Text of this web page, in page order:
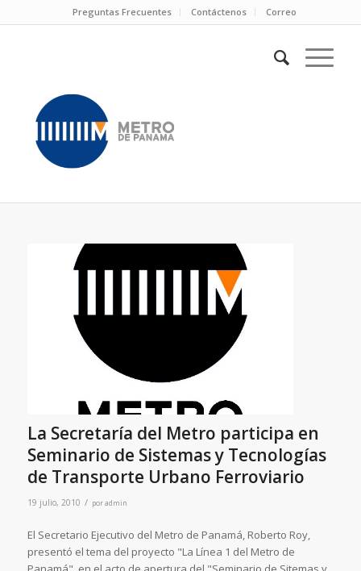
Preguntas Frecuentes Contáctenos Correo
La Secretaría del Metro participa en
Seminario de Sistemas y Tecnologías
de Transporte Urbano Ferroviario
19 julio, 2010 / poradmin
El Secretario Ejecutivo del Metro de Panamá, Roberto Roy,
presentó el tema del proyecto "La Línea 1 del Metro de